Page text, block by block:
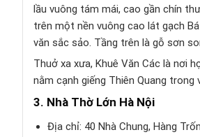
lầu vuông tám mái, cao gần chín
trên một nền vuông cao lát gạch
văn sắc sảo. Tầng trên là gỗ sơn
Thuở xa xưa, Khuê Văn Các là nơi
nằm cạnh giếng Thiên Quang
3. Nhà Thờ Lớn Hà Nội
Địa chỉ: 40 Nhà Chung, Hàng